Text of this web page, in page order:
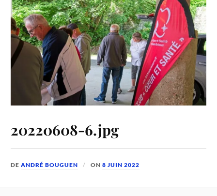
20220608-6.jpg
DEANDRÉ BOUGUEN ON8 JUIN 2022